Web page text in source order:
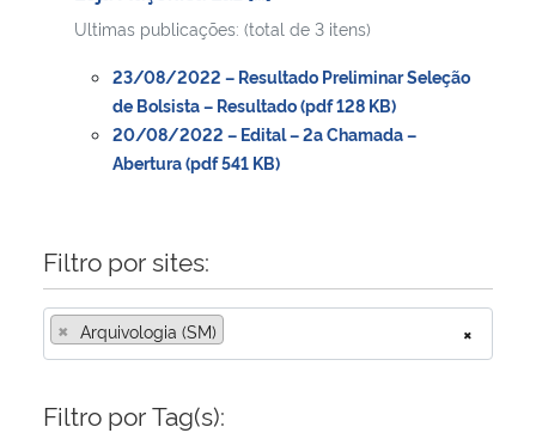
Ultimas publicações: (total de 3 itens)
23/08/2022 – Resultado Preliminar Seleção
de Bolsista – Resultado (pdf 128 KB)
20/08/2022 – Edital – 2a Chamada –
Abertura (pdf 541 KB)
Filtro por sites:
×
× Arquivologia (SM)
Filtro por Tag(s):